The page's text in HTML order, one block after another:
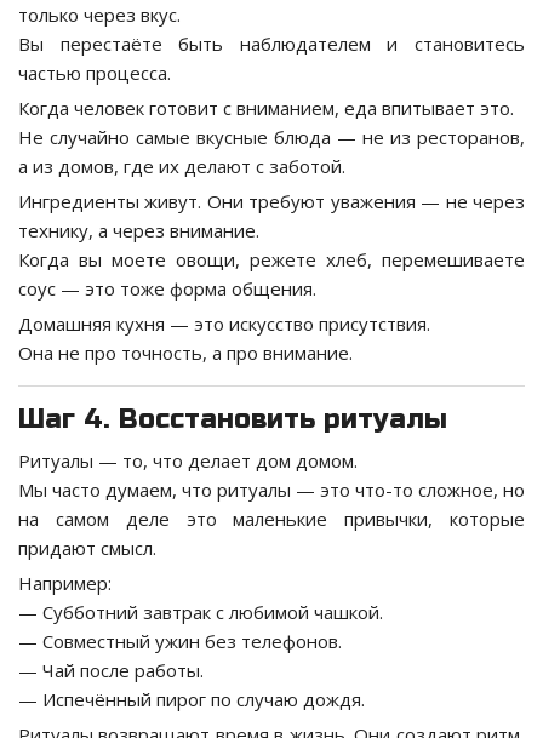
только через вкус.
Вы перестаёте быть наблюдателем и становитесь
частью процесса.
Когда человек готовит с вниманием, еда впитывает это.
Не случайно самые вкусные блюда — не из ресторанов,
а из домов, где их делают с заботой.
Ингредиенты живут. Они требуют уважения — не через
технику, а через внимание.
Когда вы моете овощи, режете хлеб, перемешиваете
соус — это тоже форма общения.
Домашняя кухня — это искусство присутствия.
Она не про точность, а про внимание.
Шаг 4. Восстановить ритуалы
Ритуалы — то, что делает дом домом.
Мы часто думаем, что ритуалы — это что-то сложное, но
на самом деле это маленькие привычки, которые
придают смысл.
Например:
— Субботний завтрак с любимой чашкой.
— Совместный ужин без телефонов.
— Чай после работы.
— Испечённый пирог по случаю дождя.